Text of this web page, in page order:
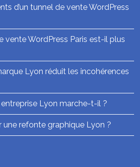
d’un tunnel de vente WordPress
vente WordPress Paris est-il plus
Lyon réduit les incohérences
Lyon marche-t-il ?
une refonte graphique Lyon ?